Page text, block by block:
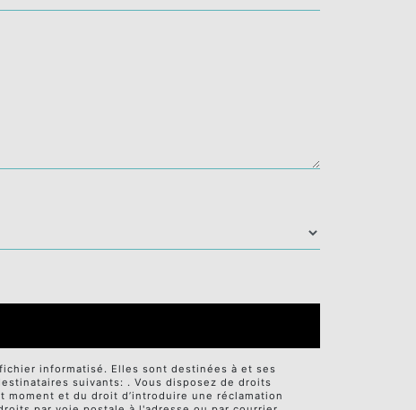
informatisé. Elles sont destinées à et ses
suivants: . Vous disposez de droits
et du droit d’introduire une réclamation